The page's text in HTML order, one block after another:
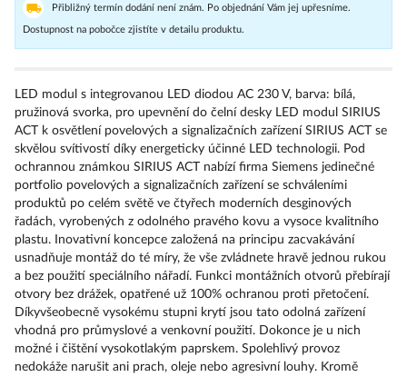
Přibližný termín dodání není znám. Po objednání Vám jej upřesníme.
Dostupnost na pobočce zjistíte v detailu produktu.
LED modul s integrovanou LED diodou AC 230 V, barva: bílá,
pružinová svorka, pro upevnění do čelní desky LED modul SIRIUS
ACT k osvětlení povelových a signalizačních zařízení SIRIUS ACT se
skvělou svítivostí díky energeticky účinné LED technologii. Pod
ochrannou známkou SIRIUS ACT nabízí firma Siemens jedinečné
portfolio povelových a signalizačních zařízení se schváleními
produktů po celém světě ve čtyřech moderních desginových
řadách, vyrobených z odolného pravého kovu a vysoce kvalitního
plastu. Inovativní koncepce založená na principu zacvakávání
usnadňuje montáž do té míry, že vše zvládnete hravě jednou rukou
a bez použití speciálního nářadí. Funkci montážních otvorů přebírají
otvory bez drážek, opatřené už 100% ochranou proti přetočení.
Díkyvšeobecně vysokému stupni krytí jsou tato odolná zařízení
vhodná pro průmyslové a venkovní použití. Dokonce je u nich
možné i čištění vysokotlakým paprskem. Spolehlivý provoz
nedokáže narušit ani prach, oleje nebo agresivní louhy. Kromě